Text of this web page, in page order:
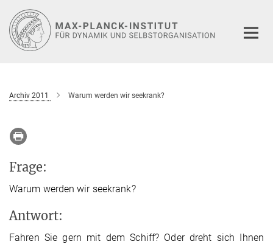
Hauptinhalt
Archiv 2011 Warum werden wir seekrank?
Frage:
Warum werden wir seekrank?
Antwort:
Fahren Sie gern mit dem Schiff? Oder dreht sich Ihnen